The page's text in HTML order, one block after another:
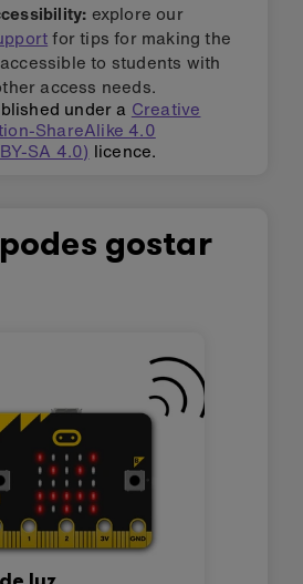
explore our
for tips for making the
to students with
access needs.
under a Creative
ShareAlike 4.0
SA 4.0) licence.
gostar